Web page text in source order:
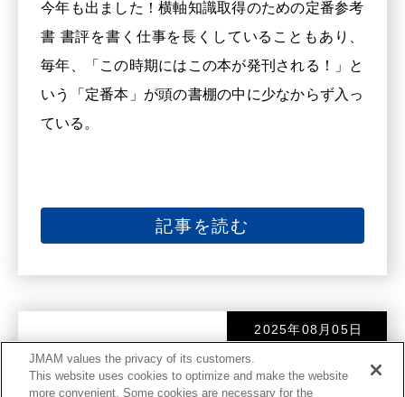
今年も出ました！横軸知識取得のための定番参考
書 書評を書く仕事を長くしていることもあり、
毎年、「この時期にはこの本が発刊される！」と
いう「定番本」が頭の書棚の中に少なからず入っ
ている。
記事を読む
2025年08月05日
第204回：『もうけの仕組み ビ
JMAM values the privacy of its customers.
This website uses cookies to optimize and make the website
more convenient. Some cookies are necessary for the